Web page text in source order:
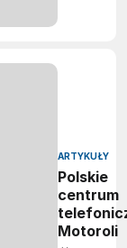
ARTYKUŁY
Polskie
centrum
Motoroli